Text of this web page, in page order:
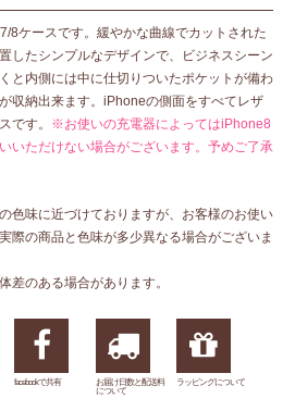
8ケースです。緩やかな曲線でカットされた
したシンプルなデザインで、ビジネスシーン
と内側には中に仕切りついたポケットが備わ
収納出来ます。iPhoneの側面をすべてレザ
です。 ※お使いの充電器によってはiPhone8
いただけない場合がございます。予めご了承
色味に近づけておりますが、お客様のお使い
際の商品と色味が多少異なる場合がございま
差のある場合があります。
facebookで共有
お届け日数と配送料
について
ラッピングについて